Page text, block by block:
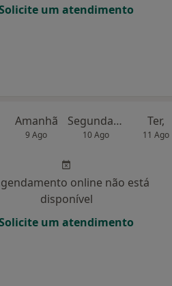
um atendimento
Amanhã
9 Ago
Segunda-feira
10 Ago
Ter,
11 Ago
online não está
disponível
um atendimento